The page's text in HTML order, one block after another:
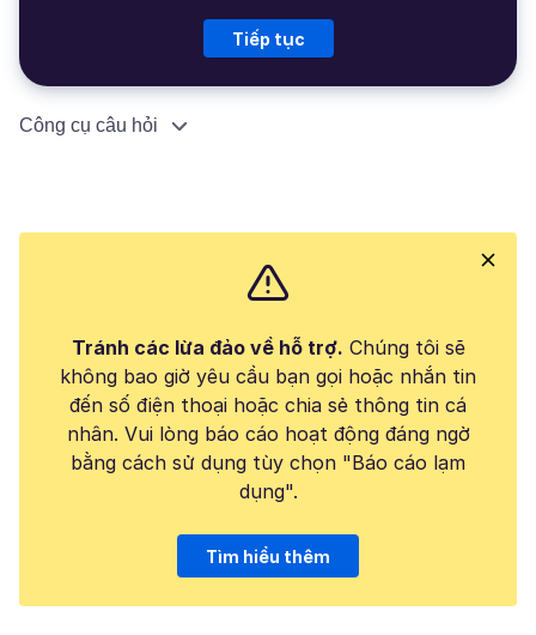
Tiếp tục
Công cụ câu hỏi
Tránh các lừa đảo về hỗ trợ. Chúng tôi sẽ
không bao giờ yêu cầu bạn gọi hoặc nhắn tin
đến số điện thoại hoặc chia sẻ thông tin cá
nhân. Vui lòng báo cáo hoạt động đáng ngờ
bằng cách sử dụng tùy chọn "Báo cáo lạm
dụng".
Tìm hiểu thêm